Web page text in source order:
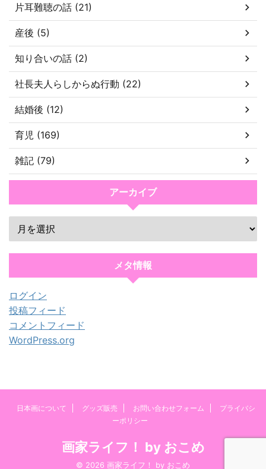
片耳難聴の話 (21)
産後 (5)
知り合いの話 (2)
社長夫人らしからぬ行動 (22)
結婚後 (12)
育児 (169)
雑記 (79)
アーカイブ
メタ情報
ログイン
投稿フィード
コメントフィード
WordPress.org
日本画について グッズ販売 お問い合わせフォーム
プライバシ
ーポリシー
画家ライフ！ by おこめ
© 2026 画家ライフ！ by おこめ